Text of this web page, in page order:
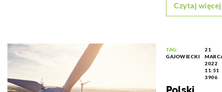
Czytaj więcej
TAG:
GAJOWIECKI
21
2022
11:51
3906